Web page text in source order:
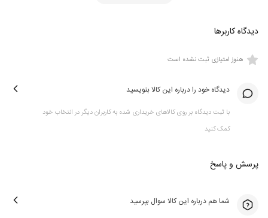
دیدگاه کاربرها
هنوز امتیازی ثبت نشده است
دیدگاه خود را درباره این کالا بنویسید
با ثبت دیدگاه بر روی کالاهای خریداری شده به کاربران دیگر در انتخاب خود
کمک کنید
پرسش و پاسخ
شما هم درباره این کالا سوال بپرسید